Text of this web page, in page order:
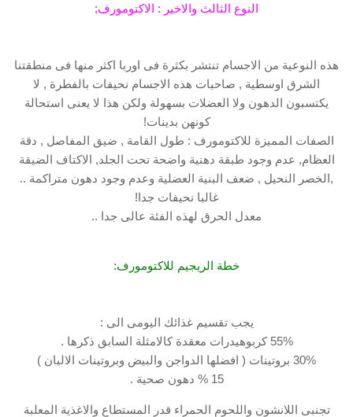
النوع الثالث والاخير : الاكتومورف;
هذه النوعية من الاجسام تنتشر بكثرة فى اوربا اكثر منها فى منطقتنا
الشرق اوسطية , صاحبات هذه الاجسام نحيفات بالفطرة , لا
يكتسبون الدهون ولا العضلات بسهولة ولكن هذا لا يعنى استحالة
كونهن بدينات!
الصفات المميزة للاكتومورف : طول القامة , ضيق المفاصل , دقة
العظام, عدم وجود طبقة دهنية واضحة تحت الجلد, الاكتاف الضيقة
,الخصر النحيل , ضعف البنية العضلية وعدم وجود دهون متراكمة ..
غالبا نحيفات جدا!
معدل الحرق لهذه الفئة عالى جدا ..
خطة الريجيم للاكتومورف:
يجب تقسيم غذائك اليومى الى :
55% كربوهيدرات معقدة كالامثلة السابق ذكرها .
30% بروتينات ( افضلها الدواجن والبيض وبروتينات الالبان )
15 % دهون صحية .
تجنبى اللانشون واللحوم الحمراء قدر المستطاع والاغذية المعلبة